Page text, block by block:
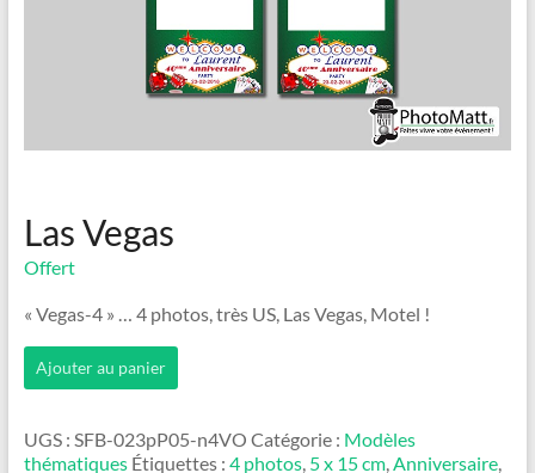
Las Vegas
Offert
« Vegas-4 » … 4 photos, très US, Las Vegas, Motel !
quantité
Vegas
Ajouter au panier
UGS : SFB-023pP05-n4VO Catégorie : Modèles
thématiques Étiquettes : 4 photos, 5 x 15 cm,Anniversaire,